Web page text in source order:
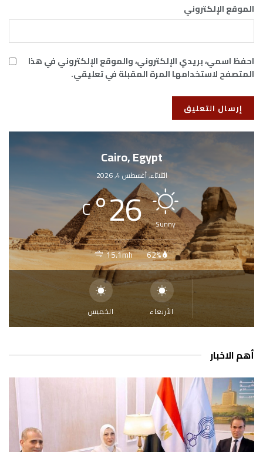
الموقع الإلكتروني
احفظ اسمي، بريدي الإلكتروني، والموقع الإلكتروني في هذا
المتصفح لاستخدامها المرة المقبلة في تعليقي.
Cairo, Egypt
الثلاثاء, أغسطس 4, 2026
Sunny
26
°
C
62%
15.1mh
الأربعاء الخميس
أهم الاخبار